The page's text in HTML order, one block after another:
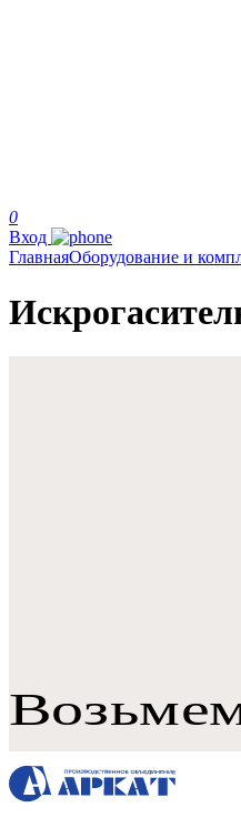
0
Вход
ГлавнаяОборудование и